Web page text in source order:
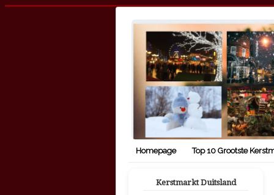
Homepage Top 10 Grootste
Kerstmarkt Duitsland